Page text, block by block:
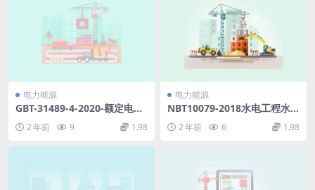
电力能源
GBT-31489-4-2020-额定电压
500kV及以下直流输电用挤包
绝缘电力电缆系统-第4部分-直
2 年前 9 1.98
电力能源
NBT10079-2018水电工程水
生生态调查与评价技术规范含
2021年第1号修改单(24MB)p
2 年前 6 1.98